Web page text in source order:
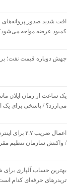
افت شدید صدور پروانه‌های
کمبود عرضه مواجه
جهش دوباره قیمت نفت؛ برنت به ۸۳
می‌ارزد؟ / پاسخی برای یک
اعمال ضریب
/ واکنش سازمان تنظیم
بهترین حساب آلپاری
تریدرهای حرفه‌ای کدام